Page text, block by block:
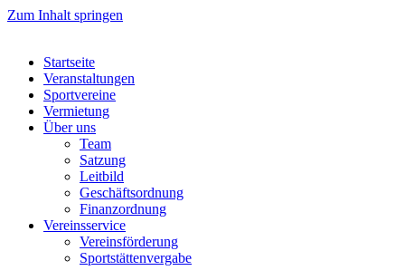
Zum Inhalt springen
Startseite
Veranstaltungen
Sportvereine
Vermietung
Über uns
Team
Satzung
Leitbild
Geschäftsordnung
Finanzordnung
Vereinsservice
Vereinsförderung
Sportstättenvergabe